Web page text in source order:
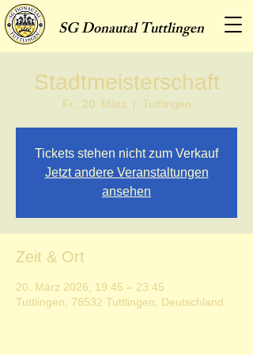
SGDonautal Tuttlingen
Stadtmeisterschaft
Fr., 20. März
  |
Tuttlingen
Tickets stehen nicht zum Verkauf
Jetzt andere Veranstaltungen
ansehen
Zeit & Ort
20. März 2026, 19:45 – 23:45
Tuttlingen, 78532 Tuttlingen, Deutschland